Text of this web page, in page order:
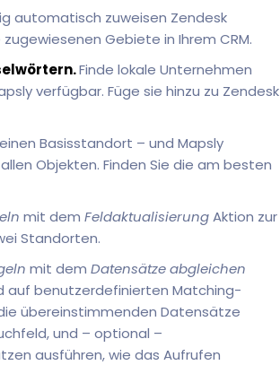
automatisch zuweisen Zendesk
Gebiete in Ihrem CRM.
Finde lokale Unternehmen
verfügbar. Füge sie hinzu zu Zendesk
Basisstandort – und Mapsly
Objekten. Finden Sie die am besten
mit dem FeldaktualisierungAktion zur
Standorten.
mit dem Datensätze abgleichen
auf benutzerdefinierten Matching-
übereinstimmenden Datensätze
und – optional –
ausführen, wie das Aufrufen